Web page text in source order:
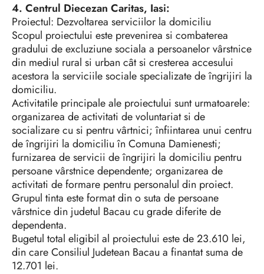
4. Centrul Diecezan Caritas, Iasi:
Proiectul: Dezvoltarea serviciilor la domiciliu
Scopul proiectului este prevenirea si combaterea
gradului de excluziune sociala a persoanelor vârstnice
din mediul rural si urban cât si cresterea accesului
acestora la serviciile sociale specializate de îngrijiri la
domiciliu.
Activitatile principale ale proiectului sunt urmatoarele:
organizarea de activitati de voluntariat si de
socializare cu si pentru vârtnici; înfiintarea unui centru
de îngrijiri la domiciliu în Comuna Damienesti;
furnizarea de servicii de îngrijiri la domiciliu pentru
persoane vârstnice dependente; organizarea de
activitati de formare pentru personalul din proiect.
Grupul tinta este format din o suta de persoane
vârstnice din judetul Bacau cu grade diferite de
dependenta.
Bugetul total eligibil al proiectului este de 23.610 lei,
din care Consiliul Judetean Bacau a finantat suma de
12.701 lei.